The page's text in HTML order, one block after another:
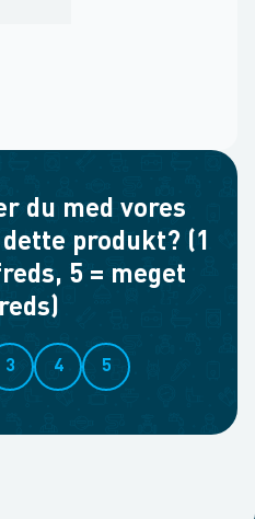
du med vores
produkt? (1
5 = meget
3 4 5